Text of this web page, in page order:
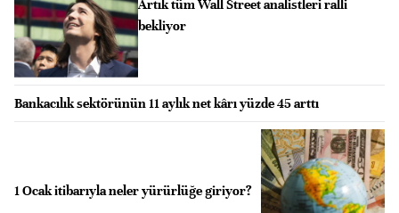
Artık tüm Wall Street analistleri ralli
bekliyor
Bankacılık sektörünün 11 aylık net kârı yüzde 45 arttı
1 Ocak itibarıyla neler yürürlüğe giriyor?